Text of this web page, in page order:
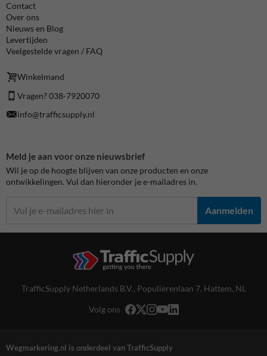
Contact
Over ons
Nieuws en Blog
Levertijden
Veelgestelde vragen / FAQ
Winkelmand
Vragen? 038-7920070
info@trafficsupply.nl
Meld je aan voor onze nieuwsbrief
Wil je op de hoogte blijven van onze producten en onze
ontwikkelingen. Vul dan hieronder je e-mailadres in.
Aanmelden
TrafficSupply Netherlands B.V., Populierenlaan 7, Hattem, NL
Volg ons
Wegmarkering.nl is onderdeel van TrafficSupply